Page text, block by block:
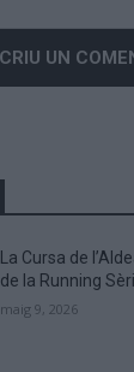
La Cursa de
de la Running
maig 9, 2026